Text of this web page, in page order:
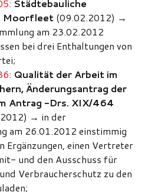
: Städtebauliche
Moorfleet (09.02.2012) →
am 23.02.2012
bei drei Enthaltungen von
: Qualität der Arbeit im
Änderungsantrag der
Antrag -Drs. XIX/464
→ in der
am 26.01.2012 einstimmig
Ergänzungen, einen Vertreter
und den Ausschuss für
Verbraucherschutz zu den